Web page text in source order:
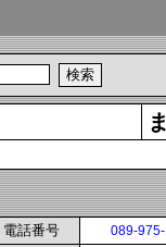
電話番号 089-